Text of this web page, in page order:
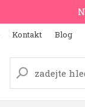
Kontakt Blog